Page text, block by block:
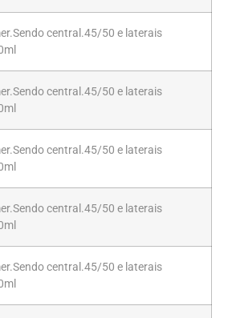
central.45/50 e laterais
central.45/50 e laterais
central.45/50 e laterais
central.45/50 e laterais
central.45/50 e laterais